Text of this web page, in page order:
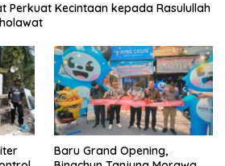
Perkuat Kecintaan kepada Rasulullah
‎Baru Grand Opening,